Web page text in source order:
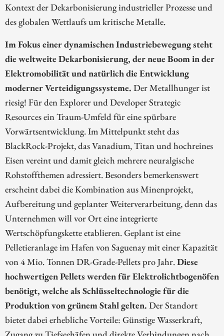
Kontext der Dekarbonisierung industrieller Prozesse und
des globalen Wettlaufs um kritische Metalle.
Im Fokus einer dynamischen Industriebewegung steht
die weltweite Dekarbonisierung, der neue Boom in der
Elektromobilität und natürlich die Entwicklung
moderner Verteidigungssysteme. Der Metallhunger ist
riesig! Für den Explorer und Developer Strategic
Resources ein Traum-Umfeld für eine spürbare
Vorwärtsentwicklung. Im Mittelpunkt steht das
BlackRock-Projekt, das Vanadium, Titan und hochreines
Eisen vereint und damit gleich mehrere neuralgische
Rohstoffthemen adressiert. Besonders bemerkenswert
erscheint dabei die Kombination aus Minenprojekt,
Aufbereitung und geplanter Weiterverarbeitung, denn das
Unternehmen will vor Ort eine integrierte
Wertschöpfungskette etablieren. Geplant ist eine
Pelletieranlage im Hafen von Saguenay mit einer Kapazität
von 4 Mio. Tonnen DR-Grade-Pellets pro Jahr.Diese
hochwertigen Pellets werden für Elektrolichtbogenöfen
benötigt, welche als Schlüsseltechnologie für die
Produktion von grünem Stahl gelten. Der Standort
bietet dabei erhebliche Vorteile: Günstige Wasserkraft,